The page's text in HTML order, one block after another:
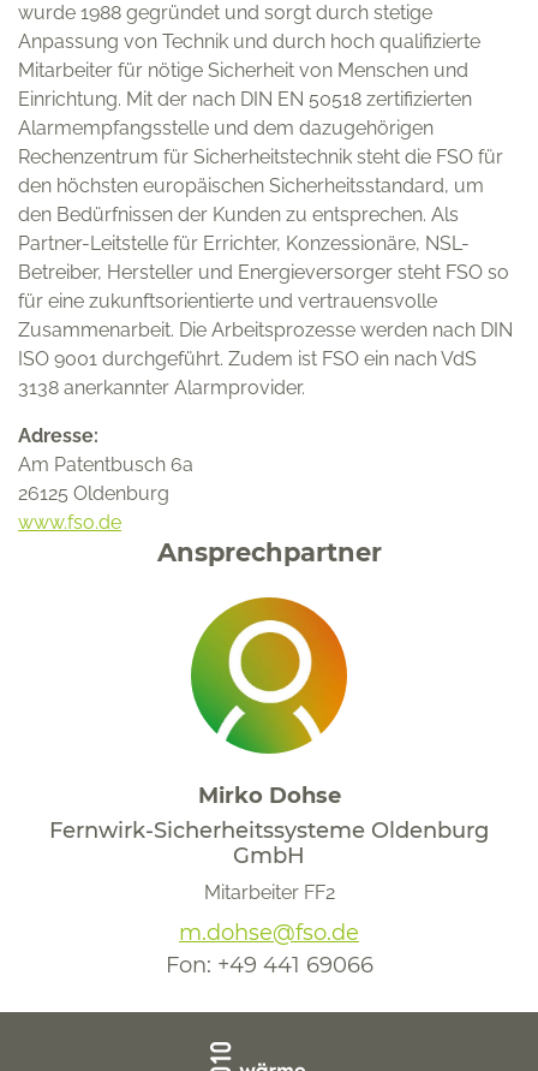
OFFIS e. V.
Escherweg 2
26121 Oldenburg
Förderkennzeichen 03SF0624
wurde 1988 gegründet und sorgt durch stetige
Anpassung von Technik und durch hoch qualifizierte
Mitarbeiter für nötige Sicherheit von Menschen und
Einrichtung. Mit der nach DIN EN 50518 zertifizierten
Alarmempfangsstelle und dem dazugehörigen
Rechenzentrum für Sicherheitstechnik steht die FSO für
den höchsten europäischen Sicherheitsstandard, um
den Bedürfnissen der Kunden zu entsprechen. Als
Partner-Leitstelle für Errichter, Konzessionäre, NSL-
Betreiber, Hersteller und Energieversorger steht FSO so
für eine zukunftsorientierte und vertrauensvolle
Zusammenarbeit. Die Arbeitsprozesse werden nach DIN
ISO 9001 durchgeführt. Zudem ist FSO ein nach VdS
3138 anerkannter Alarmprovider.
Adresse:
Am Patentbusch 6a
26125 Oldenburg
www.fso.de
Ansprechpartner
Mirko Dohse
Fernwirk-Sicherheitssysteme Oldenburg
GmbH
Mitarbeiter FF2
m.dohse@fso.de
Fon: +49 441 69066